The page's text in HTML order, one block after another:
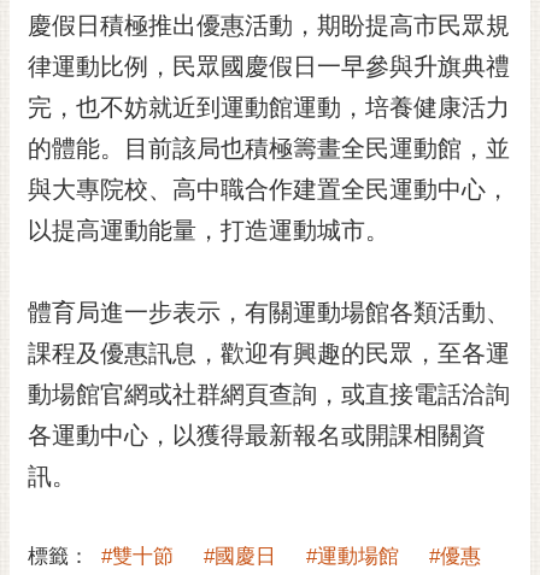
資
料
開
放
宣
告
市
府
通
位
置
慶假日積極推出優惠活動，期盼提高市民眾規
律運動比例，民眾國慶假日一早參與升旗典禮
完，也不妨就近到運動館運動，培養健康活力
的體能。目前該局也積極籌畫全民運動館，並
與大專院校、高中職合作建置全民運動中心，
以提高運動能量，打造運動城市。
體育局進一步表示，有關運動場館各類活動、
課程及優惠訊息，歡迎有興趣的民眾，至各運
動場館官網或社群網頁查詢，或直接電話洽詢
各運動中心，以獲得最新報名或開課相關資
訊。
標籤： #雙十節 #國慶日 #運動場館 #優惠